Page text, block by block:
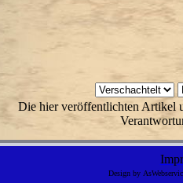
Die hier veröffentlichten Artikel
Design by